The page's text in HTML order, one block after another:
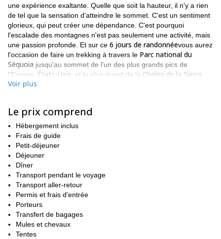
une expérience exaltante. Quelle que soit la hauteur, il n'y a rien
de tel que la sensation d'atteindre le sommet. C'est un sentiment
glorieux, qui peut créer une dépendance. C'est pourquoi
l'escalade des montagnes n'est pas seulement une activité, mais
une passion profonde. Et sur ce 6 jours de randonnéevous aurez
l'occasion de faire un trekking à travers le Parc national du
Séquoia jusqu'au sommet de l'un des plus grands pics de
l'Europe.
États-Unis , et le plus grand de la Chaîne de la Sierra
Nevada, Mont Whitney (4 421m)
fait en moins de temps, nous pensons que le faire en
vous donnera l'occasion d'apprécier réellement le paysage
époustouflant qui l'entoure. Nous emprunterons également un
itinéraire plus long et plus isolé pour atteindre le sommet. Ainsi,
vous éviterez les foules habituelles. Vous pourrez ainsi profiter
non seulement de la beauté de la région, mais aussi de la paix et
de la tranquillité qu'elle offre.
L'itinéraire choisi comporte plusieurs points forts naturels. Il s'agit
notamment de Avant-poste sibérien
Prairie de Crabtree
plusieurs zones magnifiques et éloignées de la célèbre région de
l'Océan Indien. Le parc national de Sequoia.
Tout ce dont vous avez besoin pour que votre programme et
Voir plus
Le prix comprend
Hébergement inclus
Frais de guide
Petit-déjeuner
Déjeuner
Dîner
Transport pendant le voyage
Transport aller-retour
Permis et frais d'entrée
Porteurs
Transfert de bagages
Mules et chevaux
Tentes